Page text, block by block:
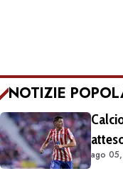
NOTIZIE
ago